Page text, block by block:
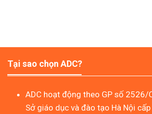
Tại sao chọn ADC?
ADC hoạt động theo GP số 2526/
Sở giáo dục và đào tạo Hà Nội cấp